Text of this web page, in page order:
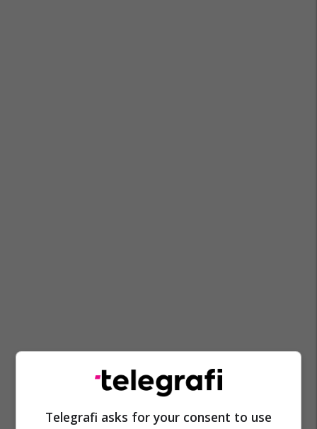
Telegrafi asks for your consent to use